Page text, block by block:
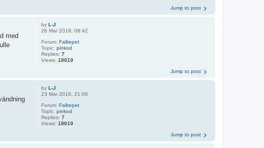
Jump to post
byL-J
26 Mar 2016, 08:42
Forum:Fallrepet
Topic:pinkod
Replies:7
Views: 18619
med
Jump to post
byL-J
23 Mar 2016, 21:06
Forum:Fallrepet
Topic:pinkod
Replies:7
Views: 18619
Jump to post